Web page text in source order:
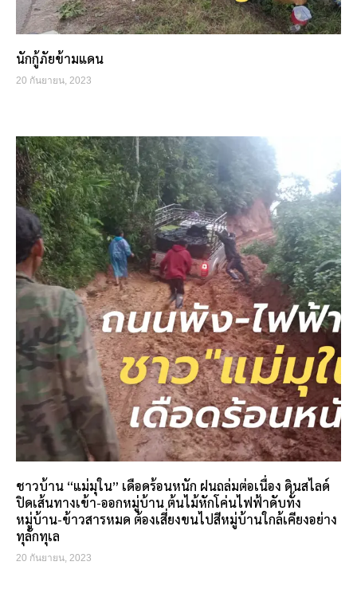
นักกู้ภัยข้ามแดน
20 กันยายน, 2023
ชาวบ้าน “แม่มุใน” เดือดร้อนหนัก ฝนถล่มต่อเนื่อง ดินสไลด์
ปิดเส้นทางเข้า-ออกหมู่บ้าน ต้นไม้หักโค่นไฟฟ้าดับทั้ง
หมู่บ้าน-ข้าวสารหมด ต้องเสี่ยงขนไปสีหมู่บ้านใกล้เคียงอย่าง
ทุลักทุเล
20 กันยายน, 2023